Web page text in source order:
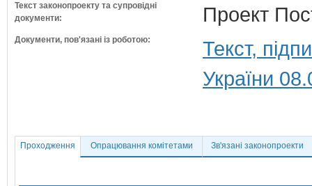
Текст законопроекту та супровідні
документи:
Проект
Документи, пов'язані із роботою:
Текст,
України
Проходження Опрацювання комітетами Зв'язані законопроекти